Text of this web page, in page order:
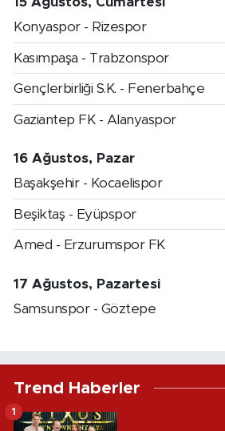
Konyaspor - Rizespor
Kasımpaşa - Trabzonspor
Gençlerbirliği S.K. - Fenerbahçe
Gaziantep FK - Alanyaspor
16 Ağustos, Pazar
Başakşehir - Kocaelispor
Beşiktaş - Eyüpspor
Amed - Erzurumspor FK
17 Ağustos, Pazartesi
Samsunspor - Göztepe
Trend Haberler
1